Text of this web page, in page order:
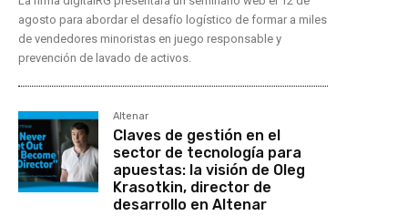
agosto para abordar el desafío logístico de formar a miles
de vendedores minoristas en juego responsable y
prevención de lavado de activos.
Altenar
Claves de gestión en el
sector de tecnología para
apuestas: la visión de Oleg
Krasotkin, director de
desarrollo en Altenar